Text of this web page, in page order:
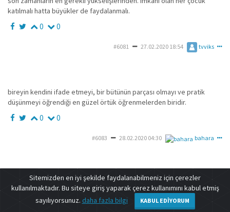
Sitemizden en iyi şekilde faydalanabilmeniz için çerezler
kullanılmaktadır. Bu siteye giriş yaparak çerez kullanımını kabul etmiş
sayılıyorsunuz. daha fazla bilgi KABUL EDIYORUM
katılmalı hatta büyükler de faydalanmalı.
0 0
#6081 27.02.2020 18:54 tvviks
bireyin kendini ifade etmeyi, bir bütünün parçası olmayı ve pratik
düşünmeyi öğrendiği en güzel örtük öğrenmelerden biridir.
0 0
#6083 28.02.2020 04:30 bahara
deneme
iletişim|s.s.s|facebook|instagram